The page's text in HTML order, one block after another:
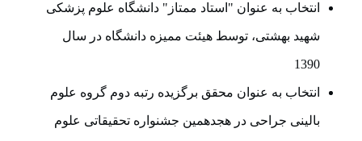
انتخاب به عنوان "استاد ممتاز" دانشگاه علوم پزشکی
شهید بهشتی، توسط هیئت ممیزه دانشگاه در سال
1390
انتخاب به عنوان محقق برگزیده رتبه دوم گروه علوم
بالینی جراحی در هجدهمین جشنواره تحقیقاتی علوم